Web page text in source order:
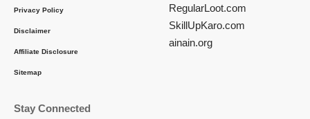
Privacy Policy
Disclaimer
Affiliate Disclosure
Sitemap
RegularLoot.com
SkillUpKaro.com
ainain.org
Stay Connected